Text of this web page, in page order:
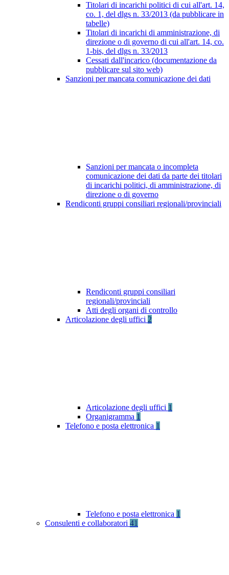
Titolari di incarichi politici di cui all'art. 14,
co. 1, del dlgs n. 33/2013 (da pubblicare in
tabelle)
Titolari di incarichi di amministrazione, di
direzione o di governo di cui all'art. 14, co.
1-bis, del dlgs n. 33/2013
Cessati dall'incarico (documentazione da
pubblicare sul sito web)
Sanzioni per mancata comunicazione dei dati
Sanzioni per mancata o incompleta
comunicazione dei dati da parte dei titolari
di incarichi politici, di amministrazione, di
direzione o di governo
Rendiconti gruppi consiliari regionali/provinciali
Rendiconti gruppi consiliari
regionali/provinciali
Atti degli organi di controllo
Articolazione degli uffici 2
Articolazione degli uffici 1
Organigramma 1
Telefono e posta elettronica 1
Telefono e posta elettronica 1
Consulenti e collaboratori 41